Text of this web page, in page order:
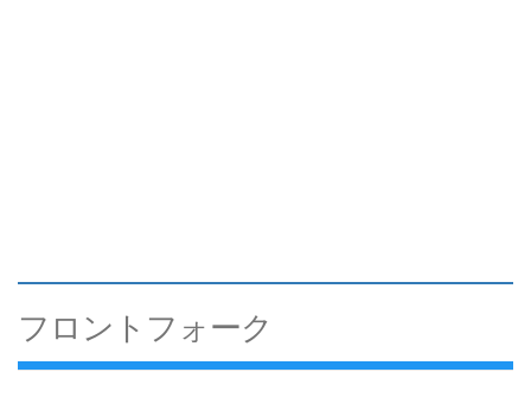
フロントフォーク